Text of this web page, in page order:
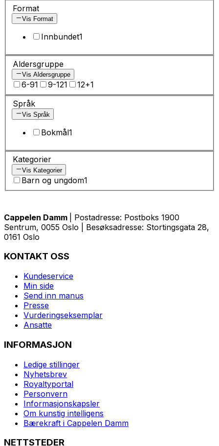
Format
Vis Format
Innbundet1
Aldersgruppe
Vis Aldersgruppe
6-91 9-121 12+1
Språk
Vis Språk
Bokmål1
Kategorier
Vis Kategorier
Barn og ungdom1
Cappelen Damm
| Postadresse: Postboks 1900
Sentrum, 0055 Oslo | Besøksadresse: Stortingsgata 28,
0161 Oslo
KONTAKT OSS
Kundeservice
Min side
Send inn manus
Presse
Vurderingseksemplar
Ansatte
INFORMASJON
Ledige stillinger
Nyhetsbrev
Royaltyportal
Personvern
Informasjonskapsler
Om kunstig intelligens
Bærekraft i Cappelen Damm
NETTSTEDER